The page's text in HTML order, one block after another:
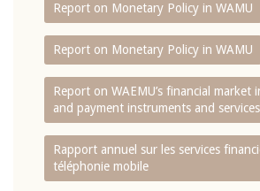
Report on Monetary Policy in WAMU
Report on Monetary Policy in WAMU
Report on WAEMU’s financial market
and payment instruments and services
Rapport annuel sur les services
téléphonie mobile